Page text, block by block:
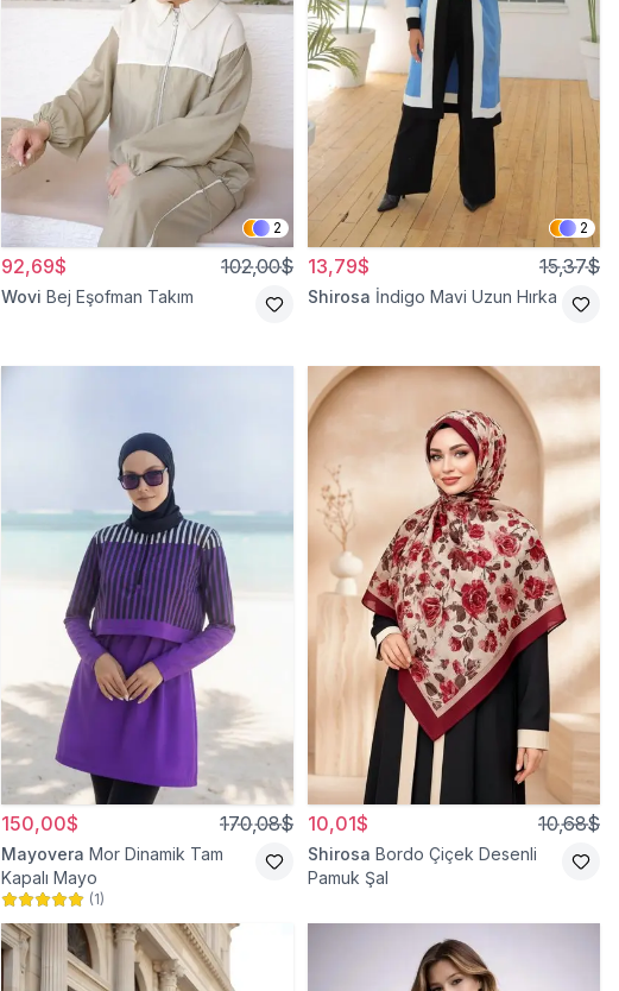
2
92,69$ 102,00$
Wovi Bej Eşofman Takım
2
13,79$ 15,37$
Shirosa İndigo Mavi Uzun Hırka
150,00$ 170,08$
Mayovera Mor Dinamik Tam
Kapalı Mayo
(1)
10,01$ 10,68$
Shirosa Bordo Çiçek Desenli
Pamuk Şal